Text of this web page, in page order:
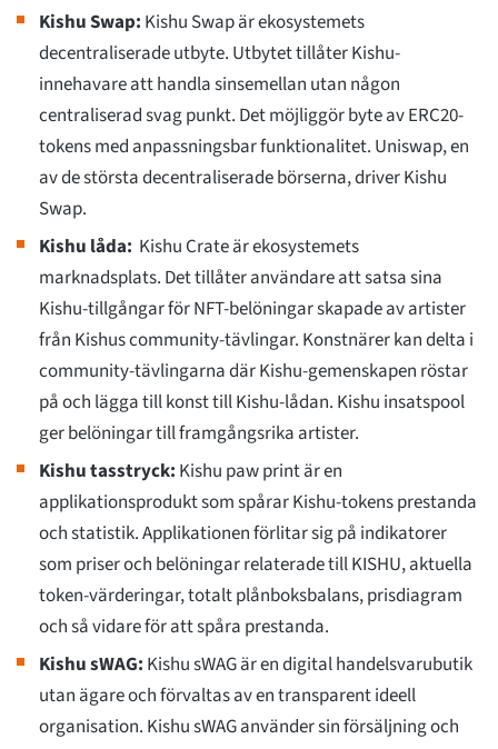
Kishu Swap: Kishu Swap är ekosystemets
decentraliserade utbyte. Utbytet tillåter Kishu-
innehavare att handla sinsemellan utan någon
centraliserad svag punkt. Det möjliggör byte av ERC20-
tokens med anpassningsbar funktionalitet. Uniswap, en
av de största decentraliserade börserna, driver Kishu
Swap.
Kishu låda: Kishu Crate är ekosystemets
marknadsplats. Det tillåter användare att satsa sina
Kishu-tillgångar för NFT-belöningar skapade av artister
från Kishus community-tävlingar. Konstnärer kan delta i
community-tävlingarna där Kishu-gemenskapen röstar
på och lägga till konst till Kishu-lådan. Kishu insatspool
ger belöningar till framgångsrika artister.
Kishu tasstryck: Kishu paw print är en
applikationsprodukt som spårar Kishu-tokens prestanda
och statistik. Applikationen förlitar sig på indikatorer
som priser och belöningar relaterade till KISHU, aktuella
token-värderingar, totalt plånboksbalans, prisdiagram
och så vidare för att spåra prestanda.
Kishu sWAG: Kishu sWAG är en digital handelsvarubutik
utan ägare och förvaltas av en transparent ideell
organisation. Kishu sWAG använder sin försäljning och